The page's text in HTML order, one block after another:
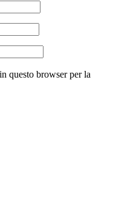
questo browser per la